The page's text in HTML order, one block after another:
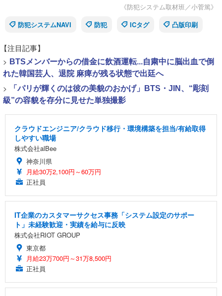
《防犯システム取材班／小菅篤》
防犯システムNAVI
防犯 ICタグ 凸版印刷
【注目記事】
> BTSメンバーからの借金に飲酒運転...自粛中に脳出血で倒
れた韓国芸人、退院 麻痺が残る状態で出廷へ
>
「パリが輝くのは彼の美貌のおかげ」BTS・JIN、“彫刻
級”の容貌を存分に見せた単独撮影
クラウドエンジニア/クラウド移行・環境構築を担当/有給取得
しやすい職場
株式会社alBee
神奈川県
月給30万2,100円～60万円
正社員
IT企業のカスタマーサクセス事務「システム設定のサポー
ト」未経験歓迎・実績を給与に反映
株式会社RIOT GROUP
東京都
月給23万700円～31万8,500円
正社員